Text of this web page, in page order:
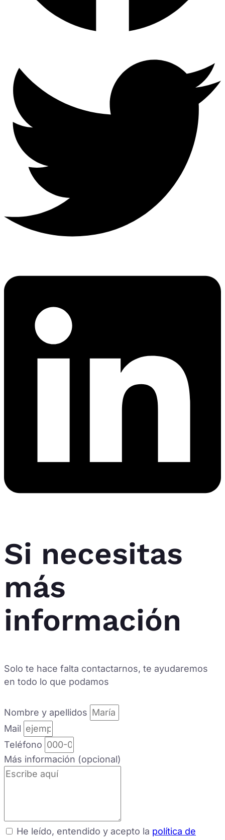
Si necesitas
más
información
Solo te hace falta contactarnos, te ayudaremos
en todo lo que podamos
Nombre y apellidos
Mail
Teléfono
Más información (opcional)
He leído, entendido y acepto la política de